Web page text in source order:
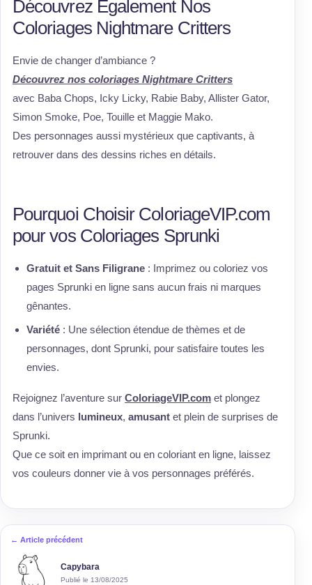
Découvrez Également Nos
Coloriages Nightmare Critters
Envie de changer d’ambiance ?
Découvrez nos coloriages Nightmare Critters
avec Baba Chops, Icky Licky, Rabie Baby, Allister Gator,
Simon Smoke, Poe, Touille et Maggie Mako.
Des personnages aussi mystérieux que captivants, à
retrouver dans des dessins riches en détails.
Pourquoi Choisir ColoriageVIP.com
pour vos Coloriages Sprunki
Gratuit et Sans Filigrane : Imprimez ou coloriez vos
pages Sprunki en ligne sans aucun frais ni marques
gênantes.
Variété : Une sélection étendue de thèmes et de
personnages, dont Sprunki, pour satisfaire toutes les
envies.
Rejoignez l’aventure sur ColoriageVIP.com et plongez
dans l’univers lumineux, amusant et plein de surprises de
Sprunki.
Que ce soit en imprimant ou en coloriant en ligne, laissez
vos couleurs donner vie à vos personnages préférés.
← Article précédent
Capybara
Publié le 13/08/2025